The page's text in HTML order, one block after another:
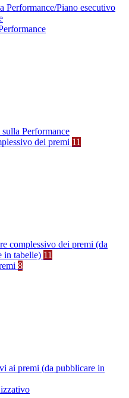
Performance/Piano esecutivo
Performance
dei premi 11
complessivo dei premi (da
in tabelle) 11
8
ai premi (da pubblicare in